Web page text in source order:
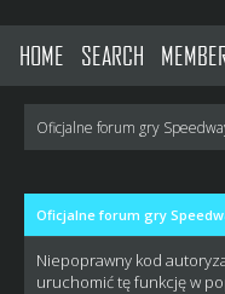
HOME SEARCH
Oficjalne forum gry
Oficjalne forum gry
Niepoprawny kod
uruchomić tę funkcję w